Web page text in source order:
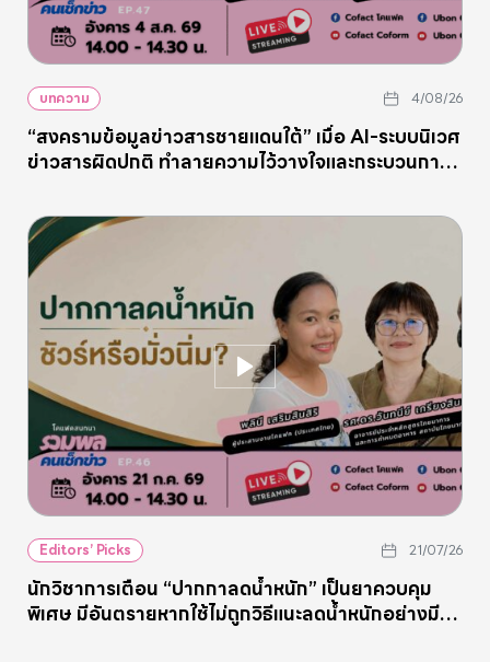
บทความ 4/08/26
“สงครามข้อมูลข่าวสารชายแดนใต้” เมื่อ AI-ระบบนิเวศ
ข่าวสารผิดปกติ ทำลายความไว้วางใจและกระบวนการ
Editors’ Picks 21/07/26
นักวิชาการเตือน “ปากกาลดน้ำหนัก” เป็นยาควบคุม
พิเศษ มีอันตรายหากใช้ไม่ถูกวิธีแนะลดน้ำหนักอย่างมี